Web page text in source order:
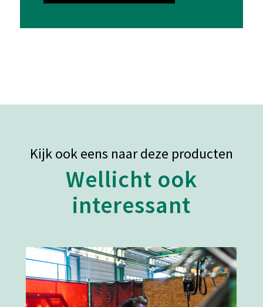
Kijk ook eens naar deze producten
Wellicht ook
interessant